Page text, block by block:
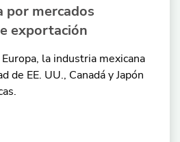
por mercados
exportación
la industria mexicana
de EE. UU., Canadá y Japón